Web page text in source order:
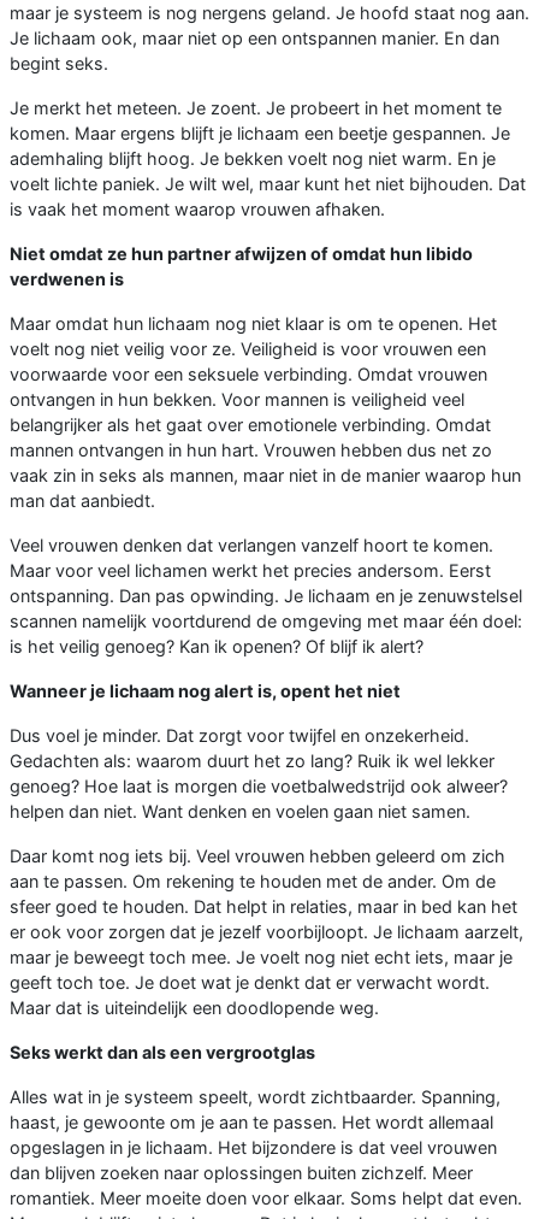
maar je systeem is nog nergens geland. Je hoofd staat nog aan.
Je lichaam ook, maar niet op een ontspannen manier. En dan
begint seks.
Je merkt het meteen. Je zoent. Je probeert in het moment te
komen. Maar ergens blijft je lichaam een beetje gespannen. Je
ademhaling blijft hoog. Je bekken voelt nog niet warm. En je
voelt lichte paniek. Je wilt wel, maar kunt het niet bijhouden. Dat
is vaak het moment waarop vrouwen afhaken.
Niet omdat ze hun partner afwijzen of omdat hun libido
verdwenen is
Maar omdat hun lichaam nog niet klaar is om te openen. Het
voelt nog niet veilig voor ze. Veiligheid is voor vrouwen een
voorwaarde voor een seksuele verbinding. Omdat vrouwen
ontvangen in hun bekken. Voor mannen is veiligheid veel
belangrijker als het gaat over emotionele verbinding. Omdat
mannen ontvangen in hun hart. Vrouwen hebben dus net zo
vaak zin in seks als mannen, maar niet in de manier waarop hun
man dat aanbiedt.
Veel vrouwen denken dat verlangen vanzelf hoort te komen.
Maar voor veel lichamen werkt het precies andersom. Eerst
ontspanning. Dan pas opwinding. Je lichaam en je zenuwstelsel
scannen namelijk voortdurend de omgeving met maar één doel:
is het veilig genoeg? Kan ik openen? Of blijf ik alert?
Wanneer je lichaam nog alert is, opent het niet
Dus voel je minder. Dat zorgt voor twijfel en onzekerheid.
Gedachten als: waarom duurt het zo lang? Ruik ik wel lekker
genoeg? Hoe laat is morgen die voetbalwedstrijd ook alweer?
helpen dan niet. Want denken en voelen gaan niet samen.
Daar komt nog iets bij. Veel vrouwen hebben geleerd om zich
aan te passen. Om rekening te houden met de ander. Om de
sfeer goed te houden. Dat helpt in relaties, maar in bed kan het
er ook voor zorgen dat je jezelf voorbijloopt. Je lichaam aarzelt,
maar je beweegt toch mee. Je voelt nog niet echt iets, maar je
geeft toch toe. Je doet wat je denkt dat er verwacht wordt.
Maar dat is uiteindelijk een doodlopende weg.
Seks werkt dan als een vergrootglas
Alles wat in je systeem speelt, wordt zichtbaarder. Spanning,
haast, je gewoonte om je aan te passen. Het wordt allemaal
opgeslagen in je lichaam. Het bijzondere is dat veel vrouwen
dan blijven zoeken naar oplossingen buiten zichzelf. Meer
romantiek. Meer moeite doen voor elkaar. Soms helpt dat even.